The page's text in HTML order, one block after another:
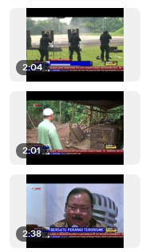
2:04
2:01
2:38